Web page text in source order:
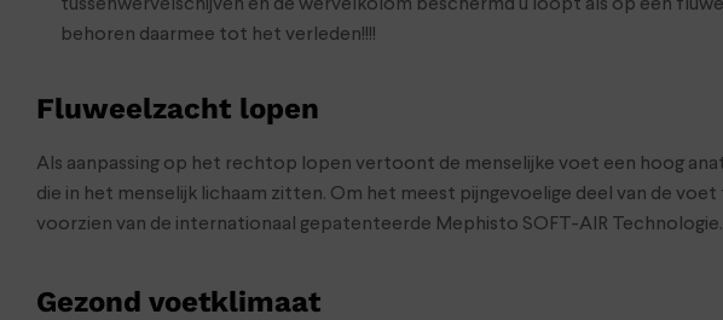
tussenwervelschijven en de wervelkolom beschermd u loopt als op een
behoren daarmee tot het verleden!!!!
Fluweelzacht lopen
Als aanpassing op het rechtop lopen vertoont de menselijke voet een hoog
die in het menselijk lichaam zitten. Om het meest pijngevoelige deel van de
voorzien van de internationaal gepatenteerde Mephisto SOFT-AIR Technologie.
Gezond voetklimaat